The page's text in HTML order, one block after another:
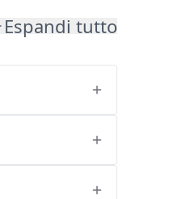
Espandi tutto